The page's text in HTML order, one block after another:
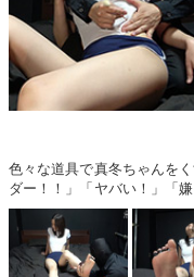
色々な道具で真冬ちゃんを
ダー！！」「ヤバい！」「
高に可愛いです。あの手こ
した☆毎度の如くですが、
アクションをありがとうご
★